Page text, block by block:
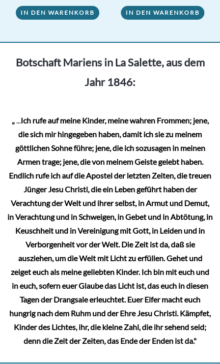
IN DEN WARENKORB
25,00 €22,00 €.
IN DEN WARENKORB
Botschaft Mariens in La Salette, aus dem
Jahr 1846:
„...Ich rufe auf meine Kinder, meine wahren Frommen; jene,
die sich mir hingegeben haben, damit ich sie zu meinem
göttlichen Sohne führe; jene, die ich sozusagen in meinen
Armen trage; jene, die von meinem Geiste gelebt haben.
Endlich rufe ich auf die Apostel der letzten Zeiten, die treuen
Jünger Jesu Christi, die ein Leben geführt haben der
Verachtung der Welt und ihrer selbst, in Armut und Demut,
in Verachtung und in Schweigen, in Gebet und in Abtötung, in
Keuschheit und in Vereinigung mit Gott, in Leiden und in
Verborgenheit vor der Welt. Die Zeit ist da, daß sie
ausziehen, um die Welt mit Licht zu erfüllen. Gehet und
zeiget euch als meine geliebten Kinder. Ich bin mit euch und
in euch, sofern euer Glaube das Licht ist, das euch in diesen
Tagen der Drangsale erleuchtet. Euer Eifer macht euch
hungrig nach dem Ruhm und der Ehre Jesu Christi. Kämpfet,
Kinder des Lichtes, ihr, die kleine Zahl, die ihr sehend seid;
denn die Zeit der Zeiten, das Ende der Enden ist da."